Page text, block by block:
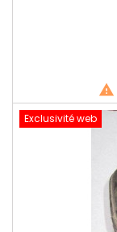

Exclusivité web